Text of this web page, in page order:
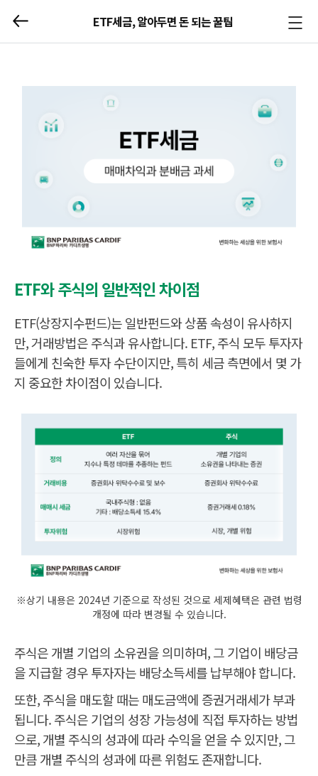
ETF세금, 알아두면 돈 되는 꿀팁
메뉴
열기/
ETF와 주식의 일반적인 차이점
ETF(상장지수펀드)는 일반펀드와 상품 속성이 유사하지
만, 거래방법은 주식과 유사합니다. ETF, 주식 모두 투자자
들에게 친숙한 투자 수단이지만, 특히 세금 측면에서 몇 가
지 중요한 차이점이 있습니다.
T
주
식
정
의
산
을
묶
지
수
나
특
정
마
개
기
의
소
유
을
타
※상기 내용은 2024년 기준으로 작성된 것으로 세제혜택은 관련 법령
개정에 따라 변경될 수 있습니다.
주식은 개별 기업의 소유권을 의미하며, 그 기업이 배당금
을 지급할 경우 투자자는 배당소득세를 납부해야 합니다.
또한, 주식을 매도할 때는 매도금액에 증권거래세가 부과
됩니다. 주식은 기업의 성장 가능성에 직접 투자하는 방법
으로, 개별 주식의 성과에 따라 수익을 얻을 수 있지만, 그
만큼 개별 주식의 성과에 따른 위험도 존재합니다.